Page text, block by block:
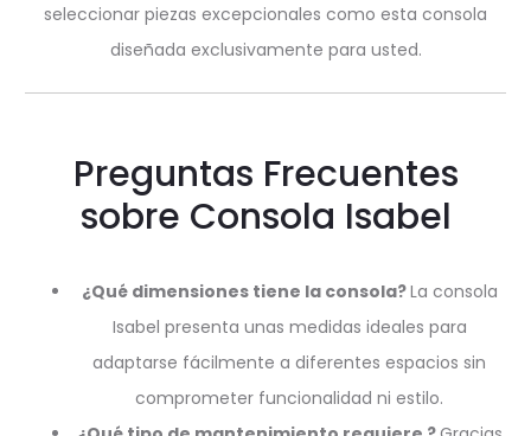
seleccionar piezas excepcionales como esta consola
diseñada exclusivamente para usted.
Preguntas Frecuentes
sobre Consola Isabel
¿Qué dimensiones tiene la consola?La consola
Isabel presenta unas medidas ideales para
adaptarse fácilmente a diferentes espacios sin
comprometer funcionalidad ni estilo.